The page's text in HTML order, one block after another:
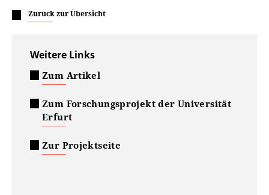
Zurück zur Übersicht
Weitere Links
Zum Artikel
Zum Forschungsprojekt der Universität
Erfurt
Zur Projektseite